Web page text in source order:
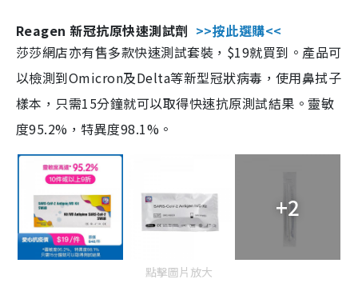
Reagen 新冠抗原快速測試劑 >>按此選購<<
莎莎網店亦有售多款快速測試套裝，$19就買到。產品可
以檢測到Omicron及Delta等新型冠狀病毒，使用鼻拭子
樣本，只需15分鐘就可以取得快速抗原測試結果。靈敏
度95.2%，特異度98.1%。
+2
點擊圖片放大